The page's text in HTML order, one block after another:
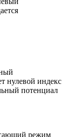
нулевой индекс
потенциал
режим